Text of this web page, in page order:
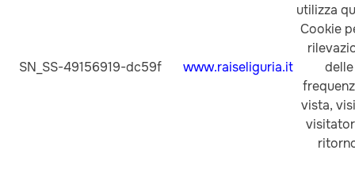
SN_SS-49156919-dc59f www.raiseliguria.it
utilizza
Cookie
delle
vista,